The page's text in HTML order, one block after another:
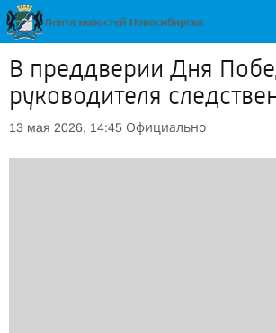
В преддверии Дня
руководителя
13 мая 2026, 14:45 Официально